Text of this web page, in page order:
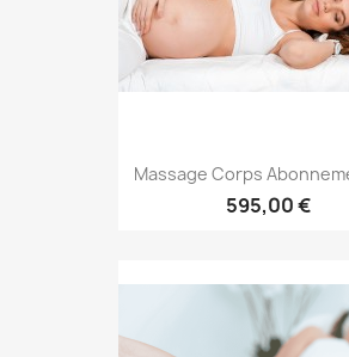
Massage Corps
595,00 €